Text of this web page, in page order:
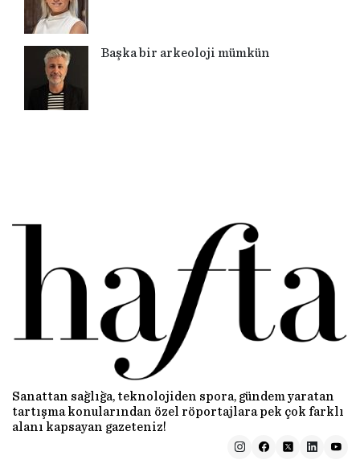
Başka bir arkeoloji mümkün
Sanattan sağlığa, teknolojiden spora, gündem yaratan
tartışma konularından özel röportajlara pek çok farklı
alanı kapsayan gazeteniz!